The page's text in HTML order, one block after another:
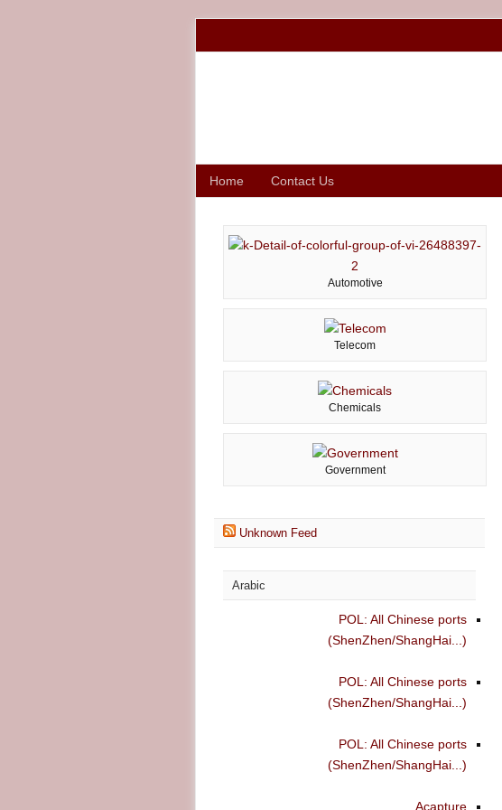
Home Contact Us
Automotive
Telecom
Chemicals
Government
Unknown Feed
Arabic
POL: All Chinese ports
(ShenZhen/ShangHai...)
POL: All Chinese ports
(ShenZhen/ShangHai...)
POL: All Chinese ports
(ShenZhen/ShangHai...)
Acapture